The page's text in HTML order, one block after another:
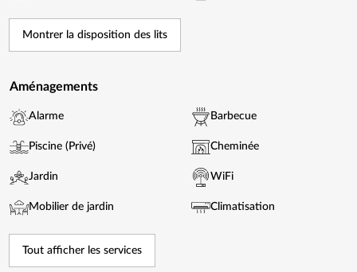
Montrer la disposition des lits
Aménagements
Alarme
Piscine (Privé)
Jardin
Mobilier de jardin
Barbecue
Cheminée
WiFi
Climatisation
Tout afficher les services